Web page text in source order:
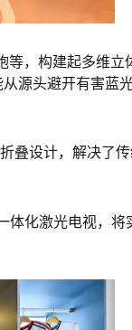
，构建起多维
源头避开有害
叠设计，解决了
化激光电视，将